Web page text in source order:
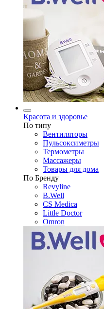
Красота и здоровье
По типу
Вентиляторы
Пульсоксиметры
Термометры
Массажеры
Товары для дома
По Бренду
Revyline
B.Well
CS Medica
Little Doctor
Omron